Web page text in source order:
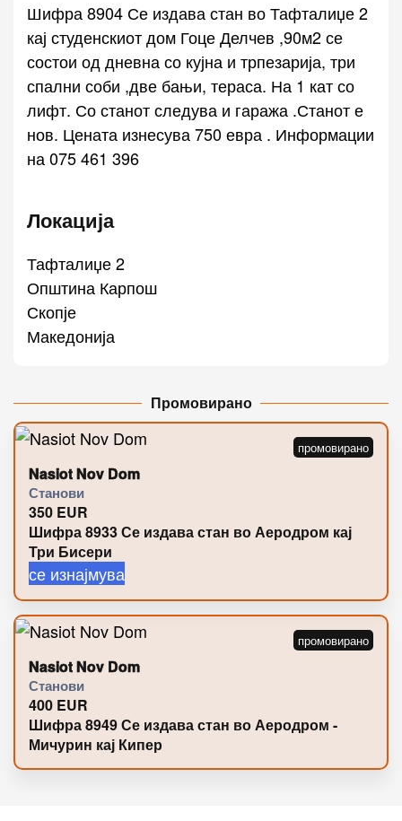
Шифра 8904 Се издава стан во Тафталиџе 2
кај студенскиот дом Гоце Делчев ,90м2 се
состои од дневна со кујна и трпезарија, три
спални соби ,две бањи, тераса. На 1 кат со
лифт. Со станот следува и гаража .Станот е
нов. Цената изнесува 750 евра . Информации
на 075 461 396
Локација
Тафталиџе 2
Општина Карпош
Скопје
Македонија
Промовирано
Nasiot Nov Dom
Станови
350 EUR
Шифра 8933 Се издава стан во Аеродром кај
Три Бисери
се изнајмува
Nasiot Nov Dom
Станови
400 EUR
Шифра 8949 Се издава стан во Аеродром -
Мичурин кај Кипер